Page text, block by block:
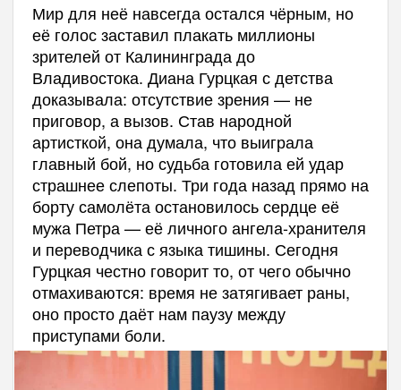
Мир для неё навсегда остался чёрным, но
её голос заставил плакать миллионы
зрителей от Калининграда до
Владивостока. Диана Гурцкая с детства
доказывала: отсутствие зрения — не
приговор, а вызов. Став народной
артисткой, она думала, что выиграла
главный бой, но судьба готовила ей удар
страшнее слепоты. Три года назад прямо на
борту самолёта остановилось сердце её
мужа Петра — её личного ангела-хранителя
и переводчика с языка тишины. Сегодня
Гурцкая честно говорит то, от чего обычно
отмахиваются: время не затягивает раны,
оно просто даёт нам паузу между
приступами боли.